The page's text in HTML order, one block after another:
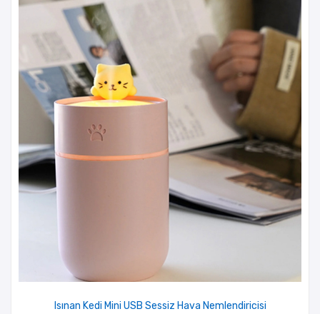
Isınan Kedi Mini USB Sessiz Hava Nemlendiricisi